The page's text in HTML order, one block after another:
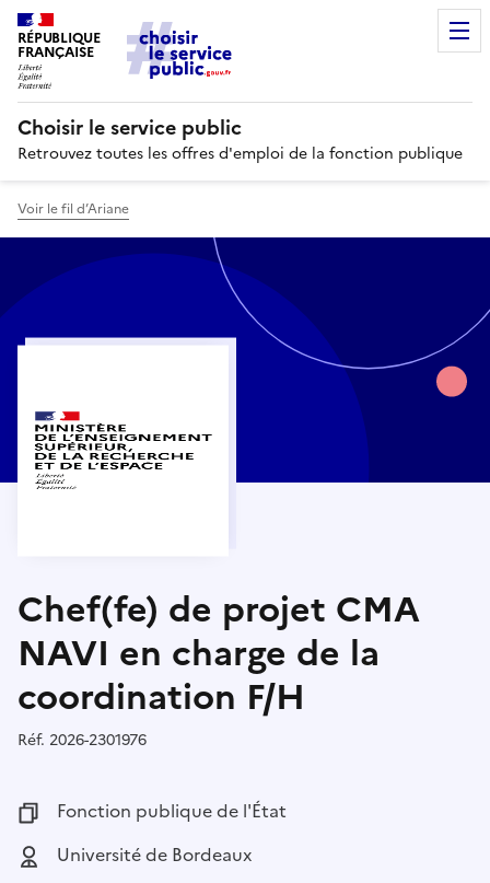
RÉPUBLIQUE
FRANÇAISE
Choisir le service public
Retrouvez toutes les offres d'emploi de la fonction publique
Voir le fil d’Ariane
Chef(fe) de projet CMA
NAVI en charge de la
coordination F/H
Réf. Référence :
2026-2301976
Fonction publique :
Fonction publique de l'État
Employeur :
Université de Bordeaux